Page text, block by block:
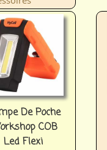
De Poche
COB
Led Flexi